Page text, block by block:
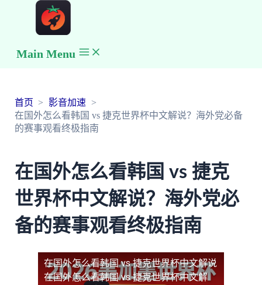
Main Menu
首页
影音加速
在国外怎么看韩国 vs 捷克世界杯中文解说？海外党必备
的赛事观看终极指南
在国外怎么看韩国 vs 捷克
世界杯中文解说？海外党必
备的赛事观看终极指南
在国外怎么看韩国 vs 捷克世界杯中文解说
在国外怎么看韩国 vs 捷克世界杯中文解